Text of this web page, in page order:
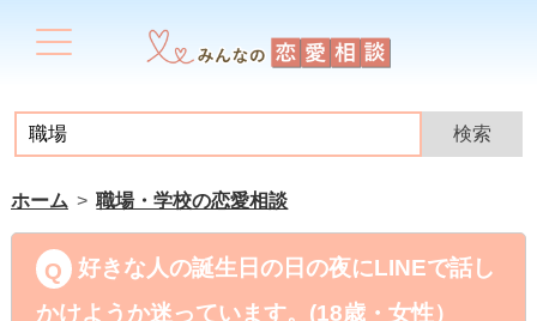
ホーム 職場・学校の恋愛相談
好きな人の誕生日の日の夜にLINEで話し
かけようか迷っています。(18歳・女性）